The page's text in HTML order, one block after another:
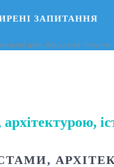
ЗАПИТАННЯ
ціни, бонуси за